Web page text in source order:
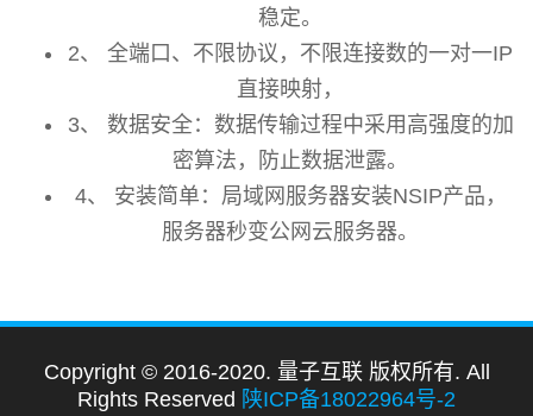
稳定。
2、 全端口、不限协议，不限连接数的一对一IP
直接映射，
3、 数据安全：数据传输过程中采用高强度的加
密算法，防止数据泄露。
4、 安装简单：局域网服务器安装NSIP产品，
服务器秒变公网云服务器。
Copyright © 2016-2020. 量子互联 版权所有. All
Rights Reserved 陕ICP备18022964号-2